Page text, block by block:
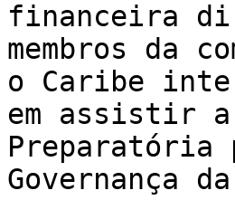
financeira
membros da
o Caribe
em assistir a
Preparatória
Governança